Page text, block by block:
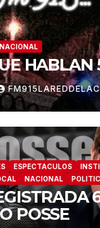
NACIONAL
HABLAN
ESPECTACULOS
NACIONAL
POSSE